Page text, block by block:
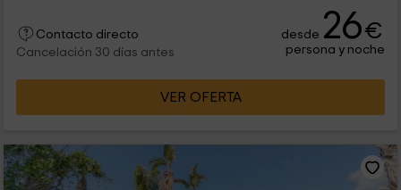
Contacto directo
Cancelación 30 días antes
desde 26€
persona y noche
VER OFERTA